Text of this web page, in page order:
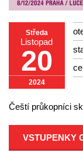
Středa
Listopad
20
2024
Čeští průkopníci
VSTUPENKY